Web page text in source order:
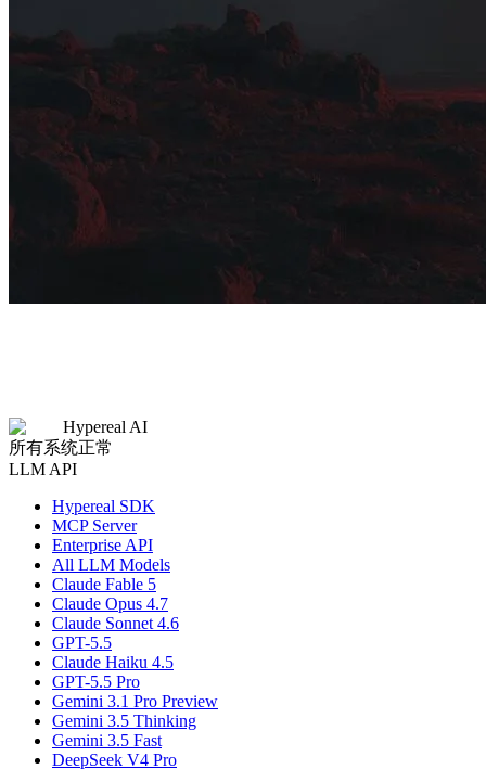
Hypereal AI
所有系统正常
LLM API
Hypereal SDK
MCP Server
Enterprise API
All LLM Models
Claude Fable 5
Claude Opus 4.7
Claude Sonnet 4.6
GPT-5.5
Claude Haiku 4.5
GPT-5.5 Pro
Gemini 3.1 Pro Preview
Gemini 3.5 Thinking
Gemini 3.5 Fast
DeepSeek V4 Pro